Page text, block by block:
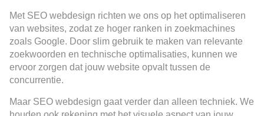
Met SEO webdesign richten we ons op het optimaliseren
van websites, zodat ze hoger ranken in zoekmachines
zoals Google. Door slim gebruik te maken van relevante
zoekwoorden en technische optimalisaties, kunnen we
ervoor zorgen dat jouw website opvalt tussen de
concurrentie.
Maar SEO webdesign gaat verder dan alleen techniek. We